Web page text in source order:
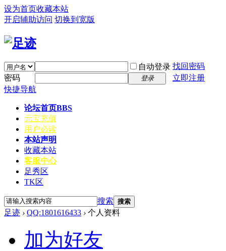
设为首页收藏本站
开启辅助访问 切换到宽版
自动登录 找回密码
密码
登录
立即注册
快捷导航
论坛首页BBS
元宝充值
用户必读
本站声明
收藏本站
客服中心
足秀区
TK区
搜索 搜索
足迹 › QQ:1801616433 › 个人资料
加为好友